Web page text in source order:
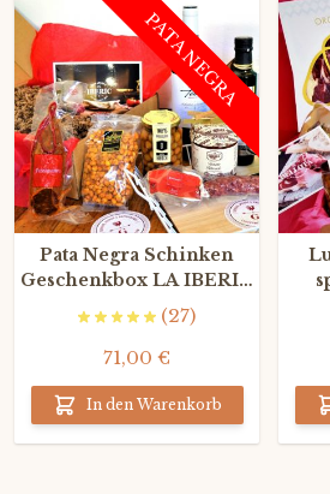
PATA NEGRA
Pata Negra Schinken
Geschenkbox LA IBERIC
BOX
(27)
71,00 €
In den Warenkorb